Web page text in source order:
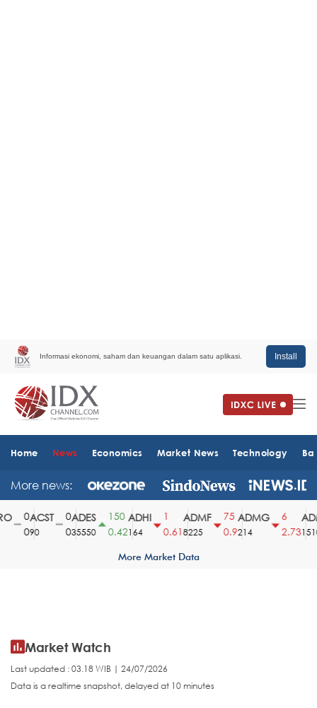
Informasi ekonomi, saham dan keuangan dalam satu aplikasi. Install
Home News Economics Market News Technology
More news:
ACST
90
ADES
35550
150
0.42
ADHI
164
0.61
ADMF
8225
75
0.9
ADMG
214
2.731510
More Market Data
Market Watch
Last updated : 03.18 WIB | 24/07/2026
Data is a realtime snapshot, delayed at 10 minutes